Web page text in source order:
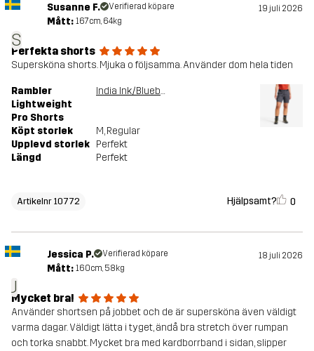
S
Susanne F. Verifierad köpare 19 juli 2026
Mått: 167cm, 64kg
Perfekta shorts
Supersköna shorts. Mjuka o följsamma. Använder dom hela tiden
Rambler
Lightweight
Pro Shorts
India Ink/Blueberry
Köpt storlek M, Regular
Upplevd storlek Perfekt
Längd
Perfekt
Artikelnr 10772 Hjälpsamt? 0
J
Jessica P. Verifierad köpare 18 juli 2026
Mått: 160cm, 58kg
Mycket bra!
Använder shortsen på jobbet och de är supersköna även väldigt
varma dagar. Väldigt lätta i tyget, ändå bra stretch över rumpan
och torka snabbt. Mycket bra med kardborrband i sidan, slipper